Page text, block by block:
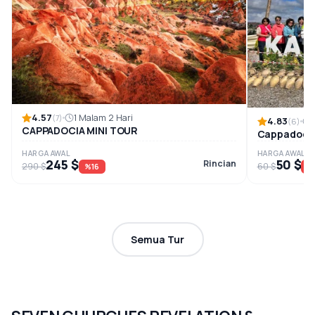
4.57(7) 1 Malam 2 Hari
CAPPADOCIA MINI TOUR
HARGA AWAL
290 $245 $ %16 Rincian
4.83(6)
HARGA AWAL
60 $50 $
Semua Tur